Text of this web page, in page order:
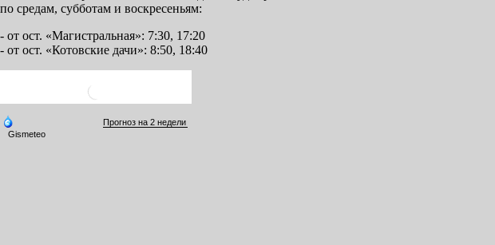
по средам, субботам и воскресеньям:
- от ост. «Магистральная»: 7:30, 17:20
- от ост. «Котовские дачи»: 8:50, 18:40